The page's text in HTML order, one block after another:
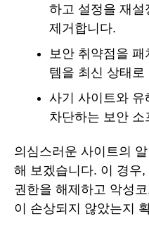
하고 설정을 재설
제거합니다.
보안 취약점을
템을 최신 상태로
사기 사이트와 유
차단하는 보안
의심스러운 사이트의
해 보겠습니다. 이 경우
권한을 해제하고 악성
이 손상되지 않았는지